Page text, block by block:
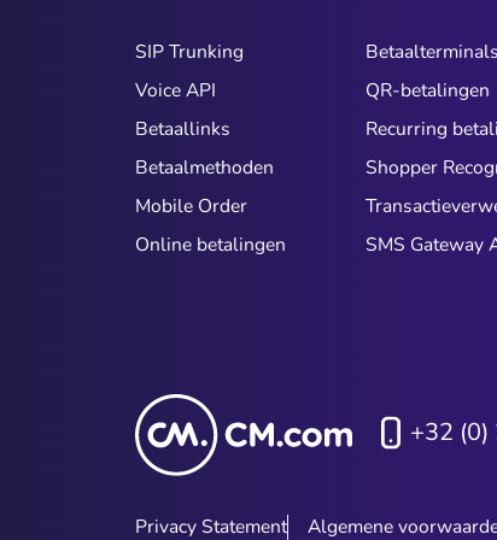
SIP Trunking
Voice API
Betaallinks
Betaalmethoden
Mobile Order
Online betalingen
Betaalterminals
QR-betalingen
Recurring
Shopper
SMS Gateway
+32
Privacy Statement Algemene